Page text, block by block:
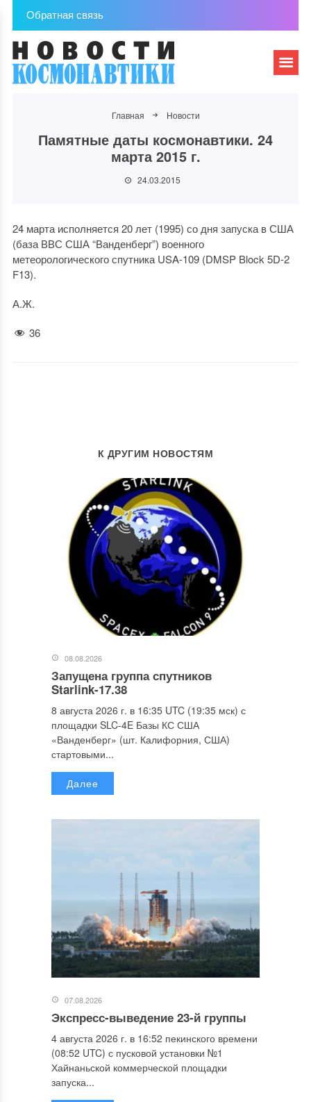
Обратная связь
Главная Новости
Памятные даты космонавтики. 24
марта 2015 г.
24.03.2015
24 марта исполняется 20 лет (1995) со дня запуска в США
(база ВВС США “Ванденберг”) военного
метеорологического спутника USA-109 (DMSP Block 5D-2
F13).
А.Ж.
36
К ДРУГИМ НОВОСТЯМ
08.08.2026
Запущена группа спутников
Starlink-17.38
8 августа 2026 г. в 16:35 UTC (19:35 мск) с
площадки SLC-4E Базы КС США
«Ванденберг» (шт. Калифорния, США)
стартовыми...
Далее
07.08.2026
Экспресс-выведение 23-й группы
4 августа 2026 г. в 16:52 пекинского времени
(08:52 UTC) с пусковой установки №1
Хайнаньской коммерческой площадки
запуска...